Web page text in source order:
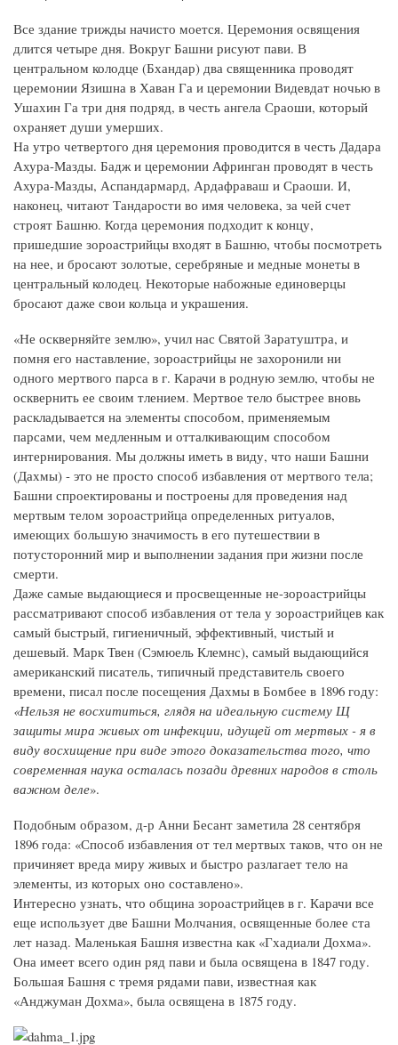
Все здание трижды начисто моется. Церемония освящения
длится четыре дня. Вокруг Башни рисуют пави. В
центральном колодце (Бхандар) два священника проводят
церемонии Язишна в Хаван Га и церемонии Видевдат ночью в
Ушахин Га три дня подряд, в честь ангела Сраоши, который
охраняет души умерших.
На утро четвертого дня церемония проводится в честь Дадара
Ахура-Мазды. Бадж и церемонии Афринган проводят в честь
Ахура-Мазды, Аспандармард, Ардафраваш и Сраоши. И,
наконец, читают Тандарости во имя человека, за чей счет
строят Башню. Когда церемония подходит к концу,
пришедшие зороастрийцы входят в Башню, чтобы посмотреть
на нее, и бросают золотые, серебряные и медные монеты в
центральный колодец. Некоторые набожные единоверцы
бросают даже свои кольца и украшения.
«Не оскверняйте землю», учил нас Святой Заратуштра, и
помня его наставление, зороастрийцы не захоронили ни
одного мертвого парса в г. Карачи в родную землю, чтобы не
осквернить ее своим тлением. Мертвое тело быстрее вновь
раскладывается на элементы способом, применяемым
парсами, чем медленным и отталкивающим способом
интернирования. Мы должны иметь в виду, что наши Башни
(Дахмы) - это не просто способ избавления от мертвого тела;
Башни спроектированы и построены для проведения над
мертвым телом зороастрийца определенных ритуалов,
имеющих большую значимость в его путешествии в
потусторонний мир и выполнении задания при жизни после
смерти.
Даже самые выдающиеся и просвещенные не-зороастрийцы
рассматривают способ избавления от тела у зороастрийцев как
самый быстрый, гигиеничный, эффективный, чистый и
дешевый. Марк Твен (Сэмюель Клемнс), самый выдающийся
американский писатель, типичный представитель своего
времени, писал после посещения Дахмы в Бомбее в 1896 году:
«Нельзя не восхититься, глядя на идеальную систему Щ
защиты мира живых от инфекции, идущей от мертвых - я в
виду восхищение при виде этого доказательства того, что
современная наука осталась позади древних народов в столь
важном деле».
Подобным образом, д-р Анни Бесант заметила 28 сентября
1896 года: «Способ избавления от тел мертвых таков, что он не
причиняет вреда миру живых и быстро разлагает тело на
элементы, из которых оно составлено».
Интересно узнать, что община зороастрийцев в г. Карачи все
еще использует две Башни Молчания, освященные более ста
лет назад. Маленькая Башня известна как «Гхадиали Дохма».
Она имеет всего один ряд пави и была освящена в 1847 году.
Большая Башня с тремя рядами пави, известная как
«Анджуман Дохма», была освящена в 1875 году.